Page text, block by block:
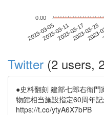
2023-03-052023-03-112023-03-172023-03-23
0.00
Twitter (2 users,
●史料翻刻 建部七郎右衛
物館相当施設指定60周年記
https://t.co/ytyA6X7bPB